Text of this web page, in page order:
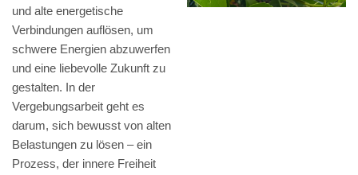
und alte energetische
Verbindungen auflösen, um
schwere Energien abzuwerfen
und eine liebevolle Zukunft zu
gestalten. In der
Vergebungsarbeit geht es
darum, sich bewusst von alten
Belastungen zu lösen – ein
Prozess, der innere Freiheit